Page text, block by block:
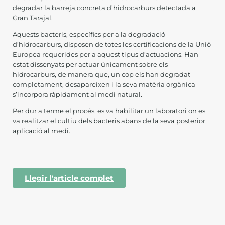
degradar la barreja concreta d’hidrocarburs detectada a
Gran Tarajal.
Aquests bacteris, específics per a la degradació
d’hidrocarburs, disposen de totes les certificacions de la Unió
Europea requerides per a aquest tipus d’actuacions. Han
estat dissenyats per actuar únicament sobre els
hidrocarburs, de manera que, un cop els han degradat
completament, desapareixen i la seva matèria orgànica
s’incorpora ràpidament al medi natural.
Per dur a terme el procés, es va habilitar un laboratori on es
va realitzar el cultiu dels bacteris abans de la seva posterior
aplicació al medi.
Llegir l'article complet